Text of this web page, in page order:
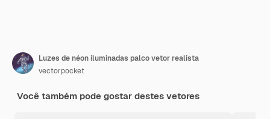
Luzes de néon iluminadas palco vetor realista
vectorpocket
Você também pode gostar destes vetores